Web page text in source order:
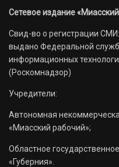
Сетевое издание
Свид-во о регистрации
выдано Федеральной
информационных
(Роскомнадзор)
Учредители:
Автономная
«Миасский рабочий»;
Областное
«Губерния».